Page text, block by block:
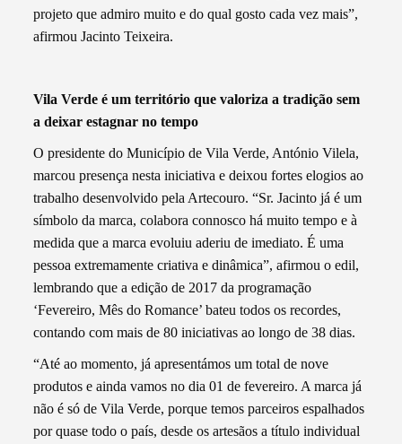
projeto que admiro muito e do qual gosto cada vez mais”,
afirmou Jacinto Teixeira.
Vila Verde é um território que valoriza a tradição sem
a deixar estagnar no tempo
O presidente do Município de Vila Verde, António Vilela,
marcou presença nesta iniciativa e deixou fortes elogios ao
trabalho desenvolvido pela Artecouro. “Sr. Jacinto já é um
símbolo da marca, colabora connosco há muito tempo e à
medida que a marca evoluiu aderiu de imediato. É uma
pessoa extremamente criativa e dinâmica”, afirmou o edil,
lembrando que a edição de 2017 da programação
‘Fevereiro, Mês do Romance’ bateu todos os recordes,
contando com mais de 80 iniciativas ao longo de 38 dias.
“Até ao momento, já apresentámos um total de nove
produtos e ainda vamos no dia 01 de fevereiro. A marca já
não é só de Vila Verde, porque temos parceiros espalhados
por quase todo o país, desde os artesãos a título individual